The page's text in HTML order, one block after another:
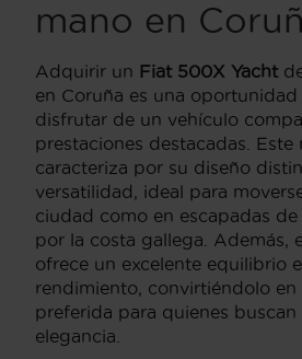
mano en
Adquirir un Fiat 500X Yacht
en Coruña es una
disfrutar de un vehículo
prestaciones destacadas. Este
caracteriza por su diseño
versatilidad, ideal para
ciudad como en escapadas
por la costa gallega. Además,
ofrece un excelente equilibrio
rendimiento, convirtiéndolo en
preferida para quienes
elegancia.